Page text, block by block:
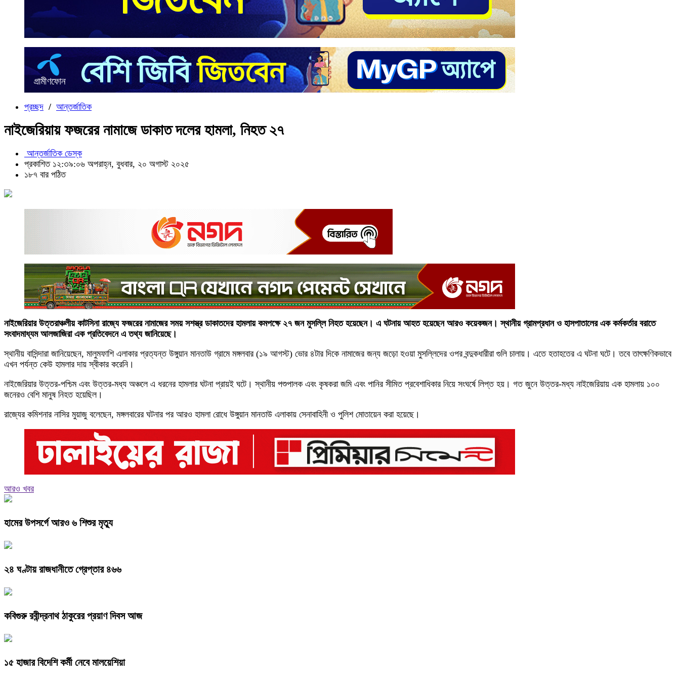
প্রচ্ছদ / আন্তর্জাতিক
নাইজেরিয়ায় ফজরের নামাজে ডাকাত দলের হামলা, নিহত ২৭
আন্তর্জাতিক ডেস্ক
প্রকাশিত ১২:৩৯:০৬ অপরাহ্ন, বুধবার, ২০ অগাস্ট ২০২৫
১৮৭ বার পঠিত
নাইজেরিয়ার উত্তরাঞ্চলীয় কাটসিনা রাজ্যে ফজরের নামাজের সময় সশস্ত্র ডাকাতদের হামলায় কমপক্ষে ২৭ জন মুসল্লি নিহত হয়েছেন। এ ঘটনায় আহত হয়েছেন আরও কয়েকজন। স্থানীয় গ্রামপ্রধান ও হাসপাতালের এক কর্মকর্তার বরাতে
সংবাদমাধ্যম আলজাজিরা এক প্রতিবেদনে এ তথ্য জানিয়েছে।
স্থানীয় বাসিন্দারা জানিয়েছেন, মালুমফাশি এলাকার প্রত্যন্ত উঙ্গুয়ান মানতাউ গ্রামে মঙ্গলবার (১৯ আগস্ট) ভোর ৪টার দিকে নামাজের জন্য জড়ো হওয়া মুসল্লিদের ওপর বন্দুকধারীরা গুলি চালায়। এতে হতাহতের এ ঘটনা ঘটে। তবে তাৎক্ষণিকভাবে
এখন পর্যন্ত কেউ হামলার দায় স্বীকার করেনি।
নাইজেরিয়ার উত্তর-পশ্চিম এবং উত্তর-মধ্য অঞ্চলে এ ধরনের হামলার ঘটনা প্রায়ই ঘটে। স্থানীয় পশুপালক এবং কৃষকরা জমি এবং পানির সীমিত প্রবেশাধিকার নিয়ে সংঘর্ষে লিপ্ত হয়। গত জুনে উত্তর-মধ্য নাইজেরিয়ায় এক হামলায় ১০০
জনেরও বেশি মানুষ নিহত হয়েছিল।
রাজ্যের কমিশনার নাসির মুয়াজু বলেছেন, মঙ্গলবারের ঘটনার পর আরও হামলা রোধে উঙ্গুয়ান মানতাউ এলাকায় সেনাবাহিনী ও পুলিশ মোতায়েন করা হয়েছে।
আরও খবর
হামের উপসর্গে আরও ৬ শিশুর মৃত্যু
২৪ ঘণ্টায় রাজধানীতে গ্রেপ্তার ৪৬৬
কবিগুরু রবীন্দ্রনাথ ঠাকুরের প্রয়াণ দিবস আজ
১৫ হাজার বিদেশি কর্মী নেবে মালয়েশিয়া